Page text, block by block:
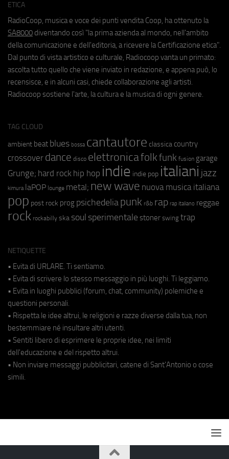
ETICA
RadioCoop, musica e voce dei punti vendita Coop, ha ottenuto la
SA8000 diventando così "la prima azienda al mondo, nell'ambito
della comunicazione e dell'editoria, a ricevere la Certificazione etica".
Dal punto di vista artistico e culturale, Radiocoop vanta un primato:
ascolta tutto quello che viene inviato in redazione, e appena può, lo
recensisce, e in alcuni casi, chiede collaborazione agli artisti.
Radiocoop sostiene l'arte, la cultura e la musica di ogni genere.
TAG CLOUD
ambient beat blues bossa cantautore classica country
crossover dance disco elettronicafolkfunk fusion garage
Grunge; hard rock hip hop indie indie pop italiani jazz
kimura laPOP lounge metal; new wave nuova musica italiana
pop post rock prog psichedeliapunk r&b rap rap italiano reggae
rock rockabilly ska soul sperimentale stoner swing trap
NETIQUETTE
• Evita di URLARE. Ti sentiamo.
• Evita di scrivere lo stesso messaggio in più luoghi. Ti leggiamo.
• Evita in luoghi pubblici (forum, chat, community) polemiche e
questioni personali.
• Rispetta le idee altrui, le religioni e razze diverse dalla tua, non
bestemmiare né insultare altri utenti.
• Sentiti libero di esprimere le proprie idee, nei limiti
dell'educazione e del rispetto altrui.
• Non inviare messaggi pubblicitari, catene di Sant'Antonio o cose
simili.